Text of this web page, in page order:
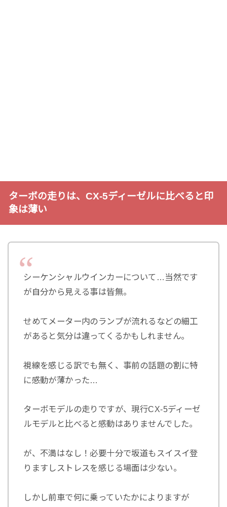
ターボの走りは、CX-5ディーゼルに比べると印
象は薄い
シーケンシャルウインカーについて…当然です
が自分から見える事は皆無。
せめてメーター内のランプが流れるなどの細工
があると気分は違ってくるかもしれません。
視線を感じる訳でも無く、事前の話題の割に特
に感動が薄かった…
ターボモデルの走りですが、現行CX-5ディーゼ
ルモデルと比べると感動はありませんでした。
が、不満はなし！必要十分で坂道もスイスイ登
りますしストレスを感じる場面は少ない。
しかし前車で何に乗っていたかによりますが